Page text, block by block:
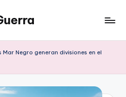
Mar Negro generan divisiones en el